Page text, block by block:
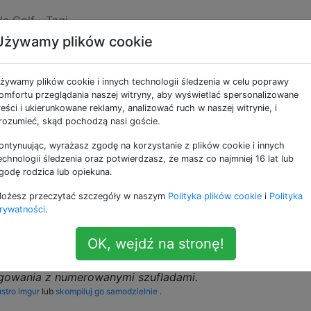
Golf Tagi
na podstawie jego
i testami DNA brytyjska policja stosowała system
powtarzających się przestępców. Niektóre części ciała
w rejestrach - założono, że te części ciała nie
był znany jako
bertillonnage
archiwizacji używany przez policję w celu szybkiego
z numerowanymi szufladami.
imgur lub skompiluj go samodzielnie .
plików cookie
plików cookie i innych technologii śledzenia w celu poprawy
przeglądania naszej witryny, aby wyświetlać spersonalizowane
i ukierunkowane reklamy, analizować ruch w naszej witrynie, i
skąd pochodzą nasi goście.
wyrażasz zgodę na korzystanie z plików cookie i innych
śledzenia oraz potwierdzasz, że masz co najmniej 16 lat lub
rodzica lub opiekuna.
przeczytać szczegóły w naszym Polityka plików cookie i Polityka
.
OK, wejdź na stronę!